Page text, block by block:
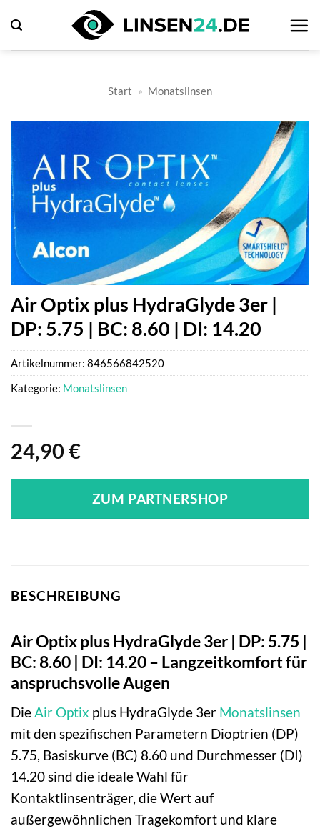
Inhalt
springen
Start » Monatslinsen
Air Optix plus HydraGlyde 3er |
DP: 5.75 | BC: 8.60 | DI: 14.20
24,90 €
ZUM PARTNERSHOP
Artikelnummer: 846566842520
Kategorie: Monatslinsen
BESCHREIBUNG
Air Optix plus HydraGlyde 3er | DP: 5.75 |
BC: 8.60 | DI: 14.20 – Langzeitkomfort für
anspruchsvolle Augen
DieAir Optix plus HydraGlyde 3er Monatslinsen
mit den spezifischen Parametern Dioptrien (DP)
5.75, Basiskurve (BC) 8.60 und Durchmesser (DI)
14.20 sind die ideale Wahl für
Kontaktlinsenträger, die Wert auf
außergewöhnlichen Tragekomfort und klare